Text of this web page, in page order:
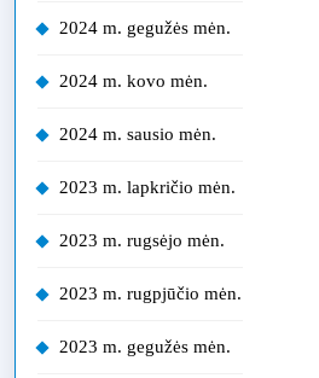
2024 m. gegužės mėn.
2024 m. kovo mėn.
2024 m. sausio mėn.
2023 m. lapkričio mėn.
2023 m. rugsėjo mėn.
2023 m. rugpjūčio mėn.
2023 m. gegužės mėn.